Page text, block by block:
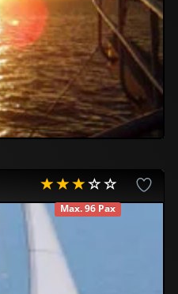
Max. 96 Pax